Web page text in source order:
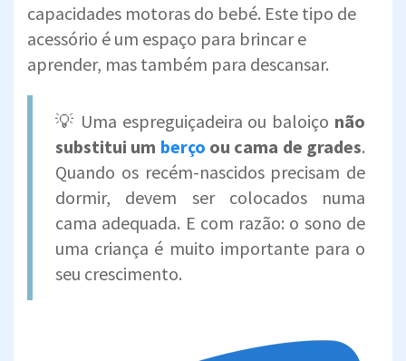
capacidades motoras do bebé. Este tipo de
acessório é um espaço para brincar e
aprender, mas também para descansar.
💡 Uma espreguiçadeira ou baloiço não
substitui um berço ou cama de grades.
Quando os recém-nascidos precisam de
dormir, devem ser colocados numa
cama adequada. E com razão: o sono de
uma criança é muito importante para o
seu crescimento.